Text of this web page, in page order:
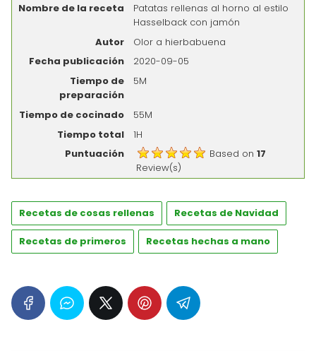
Nombre de la receta
Patatas rellenas al horno al estilo
Hasselback con jamón
Autor
Olor a hierbabuena
Fecha publicación
2020-09-05
Tiempo de
preparación
5M
Tiempo de cocinado
55M
Tiempo total
1H
Puntuación
Based on17
Review(s)
Recetas de cosas rellenas Recetas de Navidad
Recetas de primeros Recetas hechas a mano